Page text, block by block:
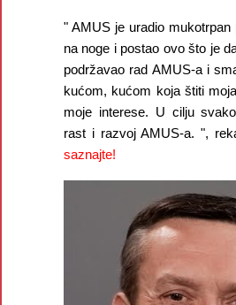
" AMUS je uradio mukotrpan
na noge i postao ovo što je
podržavao rad AMUS-a i
kućom, kućom koja štiti
moje interese. U cilju
rast i razvoj AMUS-a. ",
saznajte!